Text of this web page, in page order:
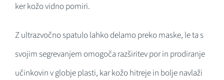
ker kožo vidno pomiri.
Z ultrazvočno spatulo lahko delamo preko maske, le ta s
svojim segrevanjem omogoča razširitev por in prodiranje
učinkovin v globje plasti, kar kožo hitreje in bolje navlaži